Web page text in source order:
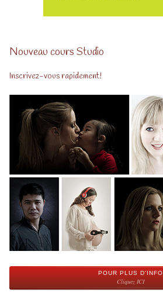
Nouveau cours Studio
Inscrivez-vous rapidement!
POUR PLUS D'INFO
Cliquez ICI